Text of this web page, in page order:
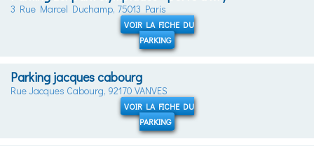
3 Rue Marcel Duchamp, 75013 Paris
VOIR LA FICHE DU
PARKING
Parking jacques cabourg
Rue Jacques Cabourg, 92170 VANVES
VOIR LA FICHE DU
PARKING